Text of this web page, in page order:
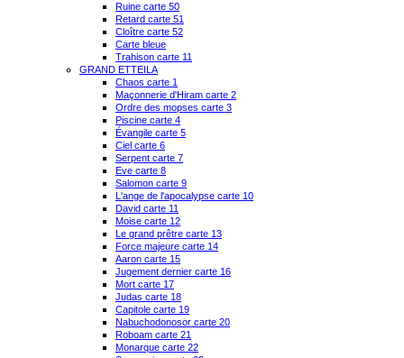
Ruine carte 50
Retard carte 51
Cloître carte 52
Carte bleue
Trahison carte 11
GRAND ETTEILA
Chaos carte 1
Maçonnerie d'Hiram carte 2
Ordre des mopses carte 3
Piscine carte 4
Évangile carte 5
Ciel carte 6
Serpent carte 7
Eve carte 8
Salomon carte 9
L'ange de l'apocalypse carte 10
David carte 11
Moise carte 12
Le grand prêtre carte 13
Force majeure carte 14
Aaron carte 15
Jugement dernier carte 16
Mort carte 17
Judas carte 18
Capitole carte 19
Nabuchodonosor carte 20
Roboam carte 21
Monarque carte 22